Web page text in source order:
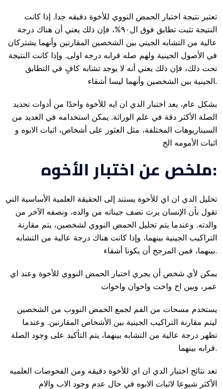
تعتبر نتيجة اختبار الحمض النووي للأخوة دقيقه جدا. إذا كانت
النتيجة تثبت تطابق فوق ال٩٠%، فإن ذلك يعني أن هناك درجة
عالية من التشابه الجيني بين الشخصين المقارنين وأنهما يشتركان
في الأصول الجينية ولهم صله قرابه درجه اولى. وإذا كانت النتيجة
تحت ذلك، فإن ذلك يعني أنه لا يوجد تشابه كافٍ في التطابق
الجينية بين الشخصين وأنهما ليسا أشقاء.
بشكل عام، يعد اختبار الدي ان ايه للأخوة واحدًا من أدوات تحديد
الصلة الأكثر دقة في علم الوراثة. يمكن استخدامه في العديد من
السيناريوهات المختلفة، مثل العثور على أشخاص، اثبات الابوه و
اثبات الأمومه الخ
ملخص عن اختبار الأخوه:
تحليل الدي ان اي للأخوة يستند إلى الحقيقة العلمية الأساسية التي
تقول بأن الإنسان يرث نصف جيناته من والده، ونصفه الآخر من
والدته. وعندما يتم تحليل الحمض النووي لشخصين، يتم مقارنة
التراكيب الجينية بينهما، وإذا كانت هناك درجة عالية من التشابه
بينهما، فمن المرجح أن يكونا أشقاء.
يمكن لأي شخص أن يجري اختبار الحمض النووي للأخوة وعند اي
عمر، وبين اخ واخت واخوان واخوات
يستخدم مسحات من الفم لجمع الحمض النووب من الشخصين
ليتم مقارنة التراكيب الجينية بين الأشخاص المقارنين. وعندما
تظهر درجة عالية من التشابه بينهما، يتم التأكيد على وجود الصلة
قرابه بينهما.
تعد نتائج اختبار الدي ان اي للأخوة دقيقه ومن الفحوصات العلميه
الأكثر شيوعا لاثبات الابوه في حال عدم وجود الاب والام